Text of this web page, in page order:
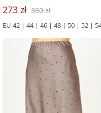
273 zł 360 zł